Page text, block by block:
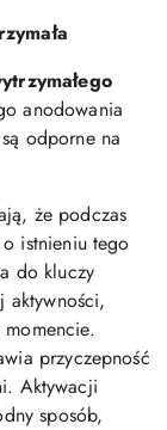
anodowania
odporne na
że podczas
istnieniu tego
do kluczy
aktywności,
przyczepność
Aktywacji
sposób,